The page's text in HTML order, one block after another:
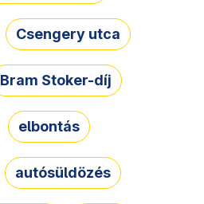
Csengery utca
Bram Stoker-díj
elbontás
autósüldözés